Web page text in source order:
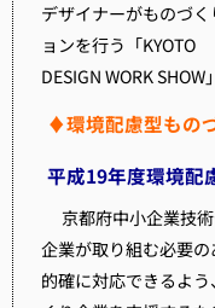
デザイナーがものづ
ョンを行う「KYOTO
DESIGN WORK
♦環境配慮型もの
平成19年度環境配
京都府中小企業技
企業が取り組む必要
的確に対応できるよ